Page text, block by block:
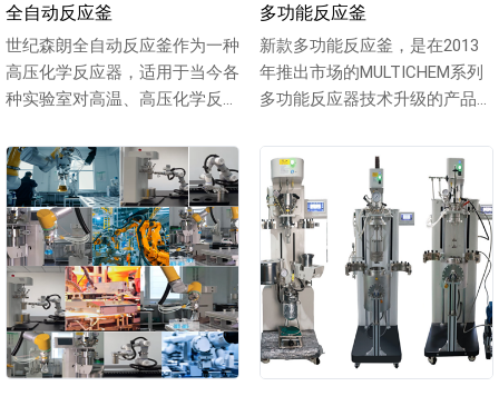
全自动反应釜
世纪森朗全自动反应釜作为一种
高压化学反应器，适用于当今各
种实验室对高温、高压化学反应
行业传统...
多功能反应釜
新款多功能反应釜，是在2013
年推出市场的MULTICHEM系列
多功能反应器技术升级的产品，
条...